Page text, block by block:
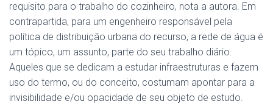
requisito para o trabalho do cozinheiro, nota a autora. Em
contrapartida, para um engenheiro responsável pela
política de distribuição urbana do recurso, a rede de água é
um tópico, um assunto, parte do seu trabalho diário.
Aqueles que se dedicam a estudar infraestruturas e fazem
uso do termo, ou do conceito, costumam apontar para a
invisibilidade e/ou opacidade de seu objeto de estudo.